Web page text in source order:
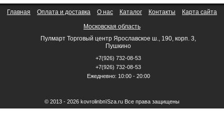
Главная Оплата и доставка О нас Каталог Контакты Карта сайта
Московская область
Пулмарт Торговый центр Ярославское ш., 190, корп. 3,
Пушкино
+7(926) 732-08-53
+7(926) 732-08-53
Ежедневно: 10:00 - 20:00
© 2013 - 2026 kovrolinbпїЅza.ru Все права защищены